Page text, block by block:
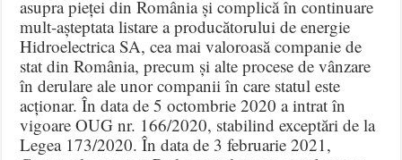
asupra pieței din România și complică în continuare
mult-așteptata listare a producătorului de energie
Hidroelectrica SA, cea mai valoroasă companie de
stat din România, precum și alte procese de vânzare
în derulare ale unor companii în care statul este
acționar. În data de 5 octombrie 2020 a intrat în
vigoare OUG nr. 166/2020, stabilind exceptări de la
Legea 173/2020. În data de 3 februarie 2021,